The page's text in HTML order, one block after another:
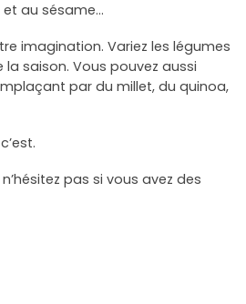
et au sésame…
imagination. Variez les légumes
saison. Vous pouvez aussi
par du millet, du quinoa,
pas si vous avez des